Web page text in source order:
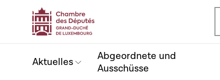
Aktuelles
Abgeordnete und
Ausschüsse